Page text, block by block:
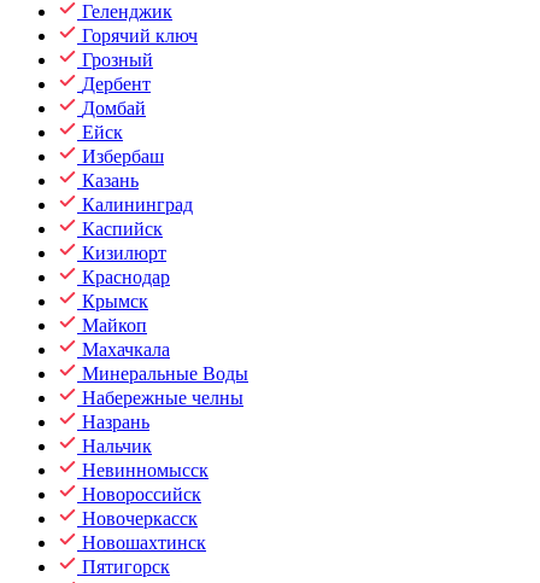
Геленджик
Горячий ключ
Грозный
Дербент
Домбай
Ейск
Избербаш
Казань
Калининград
Каспийск
Кизилюрт
Краснодар
Крымск
Майкоп
Махачкала
Минеральные Воды
Набережные челны
Назрань
Нальчик
Невинномысск
Новороссийск
Новочеркасск
Новошахтинск
Пятигорск